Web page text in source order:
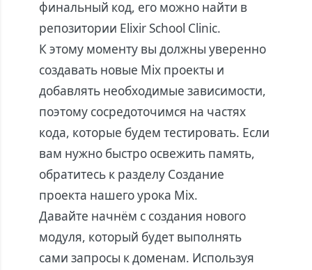
финальный код, его можно найти в
репозитории Elixir School Clinic.
К этому моменту вы должны уверенно
создавать новые Mix проекты и
добавлять необходимые зависимости,
поэтому сосредоточимся на частях
кода, которые будем тестировать. Если
вам нужно быстро освежить память,
обратитесь к разделу Создание
проекта нашего урока Mix.
Давайте начнём с создания нового
модуля, который будет выполнять
сами запросы к доменам. Используя